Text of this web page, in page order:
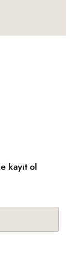
kayıt ol